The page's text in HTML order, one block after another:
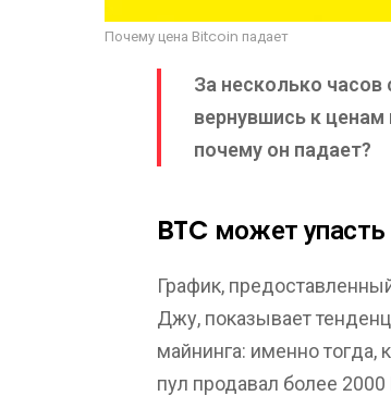
Почему цена Bitcoin падает
За несколько
вернувшись к
почему он падает?
BTC может
График,
Джу, показывает
майнинга: именно тогда,
пул продавал более